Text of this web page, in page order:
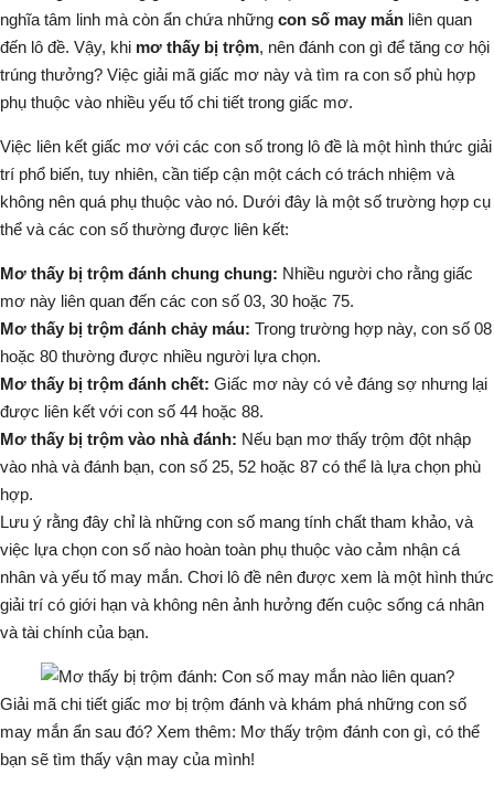
nghĩa tâm linh mà còn ẩn chứa những con số may mắn liên quan
đến lô đề. Vậy, khi mơ thấy bị trộm, nên đánh con gì để tăng cơ hội
trúng thưởng? Việc giải mã giấc mơ này và tìm ra con số phù hợp
phụ thuộc vào nhiều yếu tố chi tiết trong giấc mơ.
Việc liên kết giấc mơ với các con số trong lô đề là một hình thức giải
trí phổ biến, tuy nhiên, cần tiếp cận một cách có trách nhiệm và
không nên quá phụ thuộc vào nó. Dưới đây là một số trường hợp cụ
thể và các con số thường được liên kết:
Mơ thấy bị trộm đánh chung chung: Nhiều người cho rằng giấc
mơ này liên quan đến các con số 03, 30 hoặc 75.
Mơ thấy bị trộm đánh chảy máu: Trong trường hợp này, con số 08
hoặc 80 thường được nhiều người lựa chọn.
Mơ thấy bị trộm đánh chết: Giấc mơ này có vẻ đáng sợ nhưng lại
được liên kết với con số 44 hoặc 88.
Mơ thấy bị trộm vào nhà đánh: Nếu bạn mơ thấy trộm đột nhập
vào nhà và đánh bạn, con số 25, 52 hoặc 87 có thể là lựa chọn phù
hợp.
Lưu ý rằng đây chỉ là những con số mang tính chất tham khảo, và
việc lựa chọn con số nào hoàn toàn phụ thuộc vào cảm nhận cá
nhân và yếu tố may mắn. Chơi lô đề nên được xem là một hình thức
giải trí có giới hạn và không nên ảnh hưởng đến cuộc sống cá nhân
và tài chính của bạn.
Giải mã chi tiết giấc mơ bị trộm đánh và khám phá những con số
may mắn ẩn sau đó? Xem thêm: Mơ thấy trộm đánh con gì, có thể
bạn sẽ tìm thấy vận may của mình!